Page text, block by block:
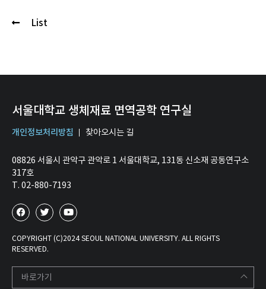
List
서울대학교 생체재료 면역공학 연구실
개인정보처리방침 찾아오시는 길
08826 서울시 관악구 관악로 1 서울대학교, 131동 신소재 공동연구소
317호
T. 02-880-7193
COPYRIGHT (C)2024 SEOUL NATIONAL UNIVERSITY. ALL RIGHTS
RESERVED.
바로가기